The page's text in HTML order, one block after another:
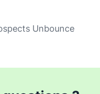
Unbounce